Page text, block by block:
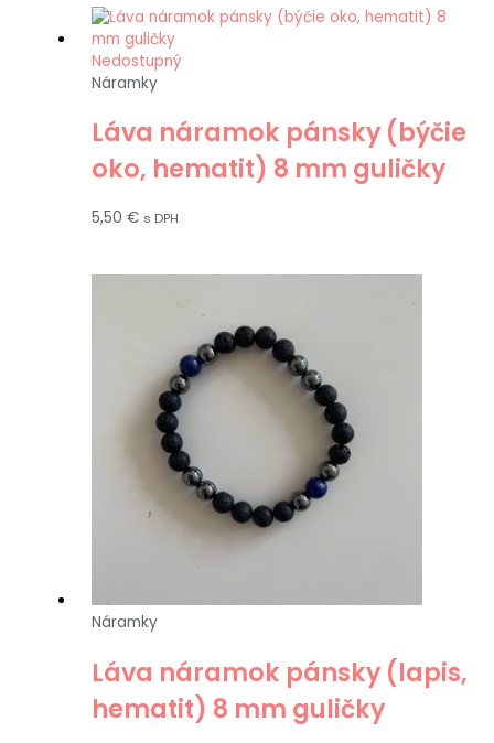
Nedostupný
Náramky
Láva náramok pánsky (býčie
oko, hematit) 8 mm guličky
5,50 € s DPH
Náramky
Láva náramok pánsky (lapis,
hematit) 8 mm guličky